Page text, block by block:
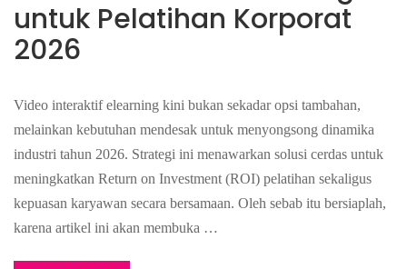
untuk Pelatihan Korporat
2026
Video interaktif elearning kini bukan sekadar opsi tambahan,
melainkan kebutuhan mendesak untuk menyongsong dinamika
industri tahun 2026. Strategi ini menawarkan solusi cerdas untuk
meningkatkan Return on Investment (ROI) pelatihan sekaligus
kepuasan karyawan secara bersamaan. Oleh sebab itu bersiaplah,
karena artikel ini akan membuka …